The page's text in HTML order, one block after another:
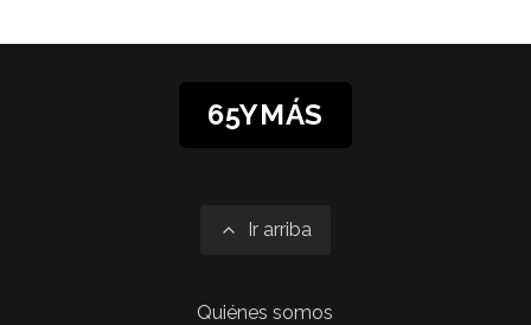
65YMÁS
Ir arriba
Quiénes somos